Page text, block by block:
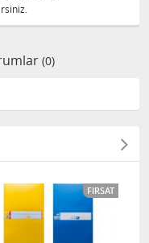
(0)
FIRSAT